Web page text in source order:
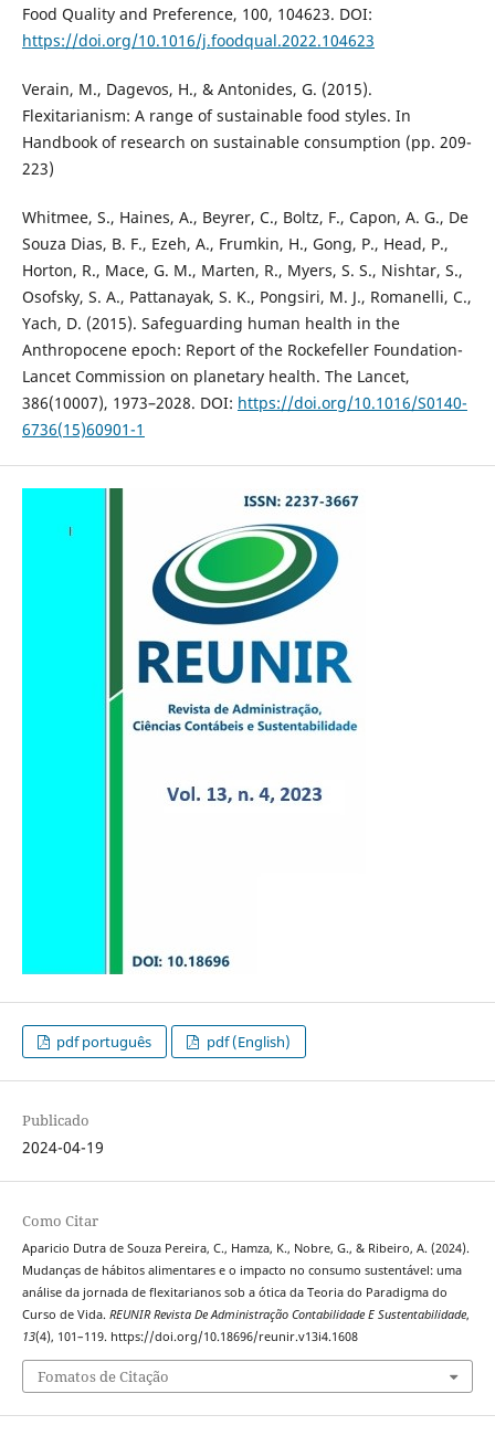
Food Quality and Preference, 100, 104623. DOI:
https://doi.org/10.1016/j.foodqual.2022.104623
Verain, M., Dagevos, H., & Antonides, G. (2015).
Flexitarianism: A range of sustainable food styles. In
Handbook of research on sustainable consumption (pp. 209-
223)
Whitmee, S., Haines, A., Beyrer, C., Boltz, F., Capon, A. G., De
Souza Dias, B. F., Ezeh, A., Frumkin, H., Gong, P., Head, P.,
Horton, R., Mace, G. M., Marten, R., Myers, S. S., Nishtar, S.,
Osofsky, S. A., Pattanayak, S. K., Pongsiri, M. J., Romanelli, C.,
Yach, D. (2015). Safeguarding human health in the
Anthropocene epoch: Report of the Rockefeller Foundation-
Lancet Commission on planetary health. The Lancet,
386(10007), 1973–2028. DOI: https://doi.org/10.1016/S0140-
6736(15)60901-1
pdf português pdf (English)
Publicado
2024-04-19
Como Citar
Aparicio Dutra de Souza Pereira, C., Hamza, K., Nobre, G., & Ribeiro, A. (2024).
Mudanças de hábitos alimentares e o impacto no consumo sustentável: uma
análise da jornada de flexitarianos sob a ótica da Teoria do Paradigma do
Curso de Vida. REUNIR Revista De Administração Contabilidade E Sustentabilidade,
13(4), 101–119. https://doi.org/10.18696/reunir.v13i4.1608
Fomatos de Citação